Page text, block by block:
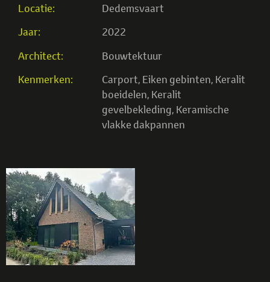
Locatie:
Dedemsvaart
Jaar:
2022
Architect:
Bouwtektuur
Kenmerken:
Carport, Eiken gebinten, Keralit
boeidelen, Keralit
gevelbekleding, Keramische
vlakke dakpannen